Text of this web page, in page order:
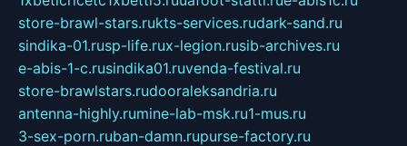
store-brawl-stars.rukts-services.rudark-sand.ru
sindika-01.rusp-life.rux-legion.rusib-archives.ru
e-abis-1-c.rusindika01.ruvenda-festival.ru
store-brawlstars.rudooraleksandria.ru
antenna-highly.rumine-lab-msk.ru1-mus.ru
3-sex-porn.ruban-damn.rupurse-factory.ru